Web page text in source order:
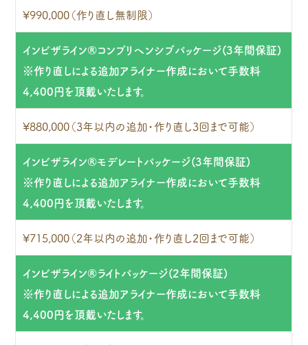
¥990,000（作り直し無制限）
インビザライン®コンプリヘンシブパッケージ(3年間保証)
※作り直しによる追加アライナー作成において手数料
4,400円を頂戴いたします。
¥880,000（3年以内の追加・作り直し3回まで可能）
インビザライン®モデレートパッケージ(3年間保証)
※作り直しによる追加アライナー作成において手数料
4,400円を頂戴いたします。
¥715,000（2年以内の追加・作り直し2回まで可能）
インビザライン®ライトパッケージ(2年間保証)
※作り直しによる追加アライナー作成において手数料
4,400円を頂戴いたします。